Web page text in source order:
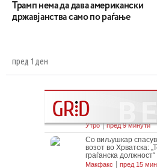
Трамп нема да дава американски
државјанства само по раѓање
пред 1 ден